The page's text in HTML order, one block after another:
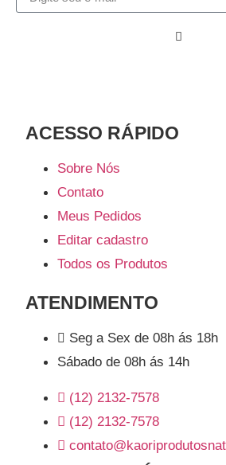
ACESSO RÁPIDO​
Sobre Nós
Contato
Meus Pedidos
Editar cadastro
Todos os Produtos
ATENDIMENTO
Seg a Sex de 08h ás 18h
Sábado de 08h ás 14h
(12) 2132-7578
(12) 2132-7578